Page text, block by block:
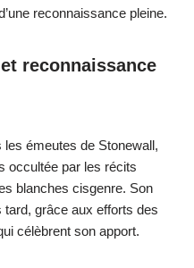
reconnaissance pleine.
reconnaissance
émeutes de Stonewall,
occultée par les récits
blanches cisgenre. Son
tard, grâce aux efforts des
célèbrent son apport.